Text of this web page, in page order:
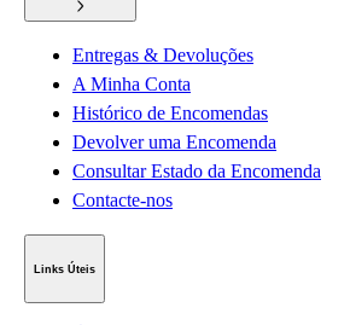
Entregas & Devoluções
A Minha Conta
Histórico de Encomendas
Devolver uma Encomenda
Consultar Estado da Encomenda
Contacte-nos
Links Úteis